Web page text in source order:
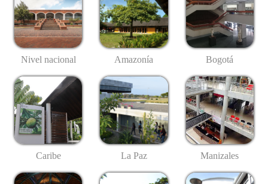
Nivel nacional Amazonía Bogotá
Caribe La Paz Manizales